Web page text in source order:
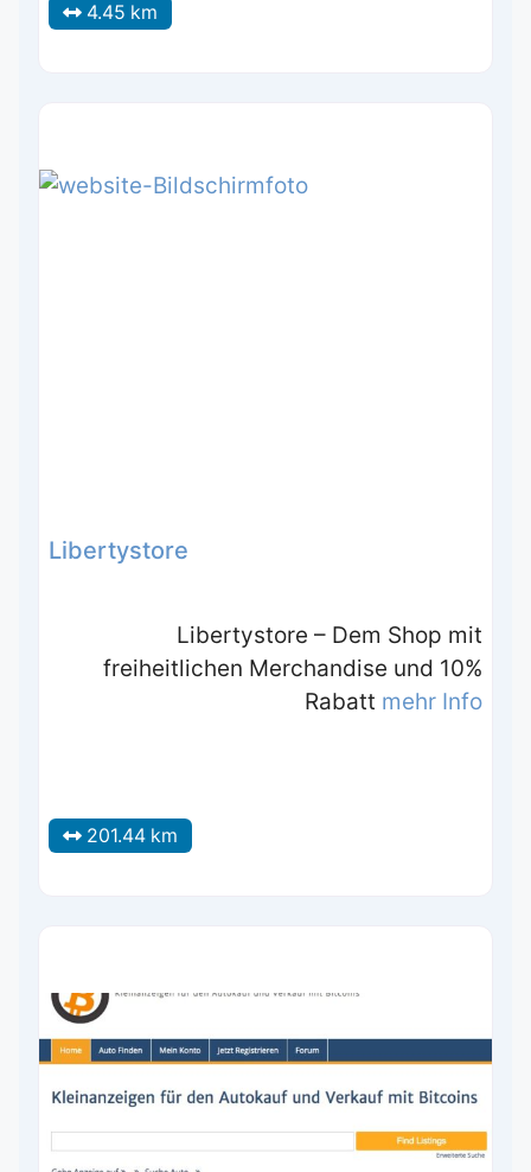
4.45 km
Libertystore
Libertystore – Dem Shop mit
freiheitlichen Merchandise und 10%
Rabatt mehr Info
201.44 km